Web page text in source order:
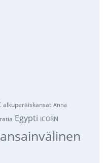
alkuperäiskansat Anna
Egypti ICORN